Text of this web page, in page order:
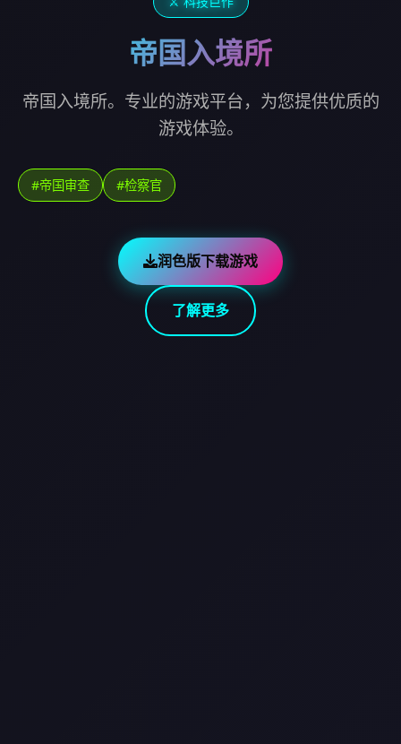
帝国入境所
帝国入境所。专业的游戏平台，为您提供优质的
游戏体验。
#帝国审查 #检察官
润色版下载游戏
了解更多